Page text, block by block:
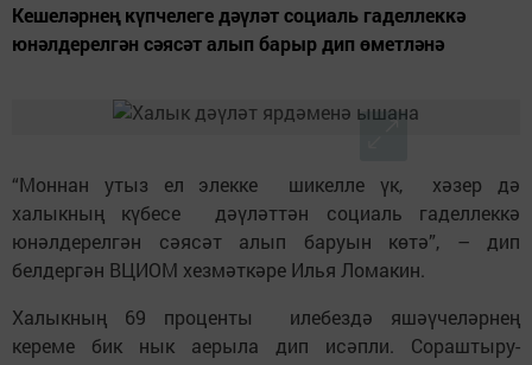
Кешеләрнең күпчелеге дәүләт социаль гаделлеккә
юнәлдерелгән сәясәт алып барыр дип өметләнә
“Моннан утыз ел элекке шикелле үк, хәзер дә
халыкның күбесе дәүләттән социаль гаделлеккә
юнәлдерелгән сәясәт алып баруын көтә”, – дип
белдергән ВЦИОМ хезмәткәре Илья Ломакин.
Халыкның 69 проценты илебездә яшәүчеләрнең
кереме бик нык аерыла дип исәпли. Сораштыру-